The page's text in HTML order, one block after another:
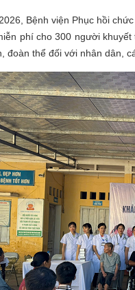
Bệnh viện Phục hồi chức
phí cho 300 người
đoàn thể đối với nhân dân,